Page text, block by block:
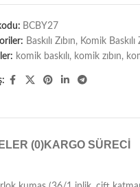
BCBY27
Baskılı Zıbın, Komik Baskılı
komik baskılı, komik zıbın,
(0)KARGO SÜRECI